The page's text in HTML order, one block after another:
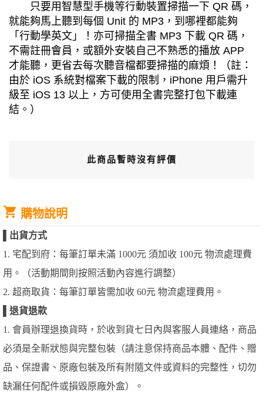
只要用智慧型手機等行動裝置掃描一下 QR 碼，
就能夠馬上聽到每個 Unit 的 MP3，到哪裡都能夠
「行動學英文」！亦可掃描全書 MP3 下載 QR 碼，
不需註冊會員，或額外安裝自己不熟悉的播放 APP
才能聽，更省去每次聽音檔都要掃描的麻煩！（註：
由於 iOS 系統對檔案下載的限制，iPhone 用戶需升
級至 iOS 13 以上，方可使用全書完整打包下載連
結。）
此商品暫時沒有評價
購物說明
出貨方式
1. 宅配到府：每筆訂單未滿 1000元 須加收 100元 物流處理費
用。（活動期間則按照活動內容進行調整）
2. 超商取貨：每筆訂單皆需加收 60元 物流處理費用。
退貨退款
1. 會員辦理退換貨時，於收到貨七日內與客服人員連絡，商品
必須是全新狀態與完整包裝（請注意保持商品本體、配件、贈
品、保證書、原廠包裝及所有附隨文件或資料的完整性，切勿
缺漏任何配件或損毀原廠外盒）。